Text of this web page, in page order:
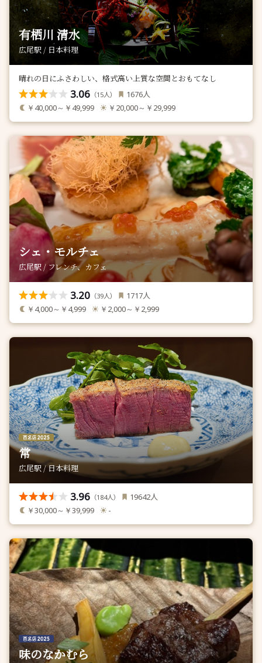
有栖川 清水
広尾駅 / 日本料理
晴れの日にふさわしい、格式高い上質な空間とおもてなし
3.06 （15人） 1676人
￥40,000～￥49,999 ￥20,000～￥29,999
シェ・モルチェ
広尾駅 / フレンチ、カフェ
3.20 （39人） 1717人
￥4,000～￥4,999 ￥2,000～￥2,999
常
広尾駅 / 日本料理
3.96 （184人） 19642人
￥30,000～￥39,999 -
味のなかむら